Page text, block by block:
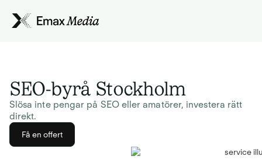
SEO-byrå Stockholm
Slösa inte pengar på SEO eller amatörer, investera rätt
direkt.
Få en offert